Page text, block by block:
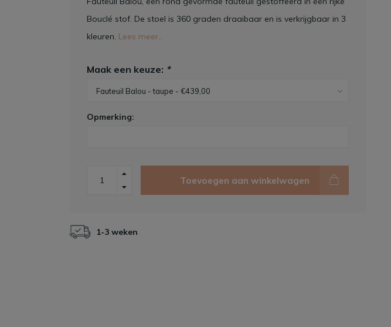
Bouclé stof. De stoel is 360 graden draaibaar en is verkrijgbaar in 3
kleuren. Lees meer..
Maak een keuze: *
Opmerking:
Toevoegen aan winkelwagen
1-3 weken